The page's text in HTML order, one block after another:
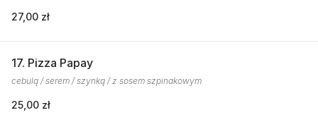
27,00 zł
17. Pizza Papay
cebulą / serem / szynką / z sosem szpinakowym
25,00 zł